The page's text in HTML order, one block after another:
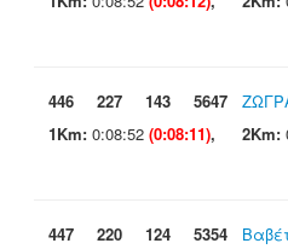
446 227 143 5647
1Km: 0:08:52 (0:08:11), 2Km:
447 220 124 5354